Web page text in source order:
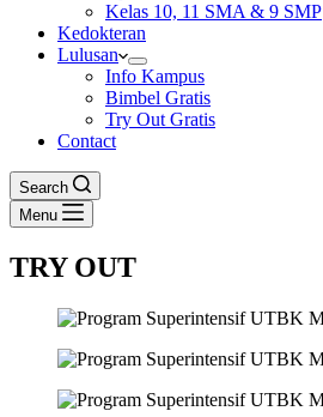
Kelas 10, 11 SMA & 9 SMP
Kedokteran
Lulusan
Info Kampus
Bimbel Gratis
Try Out Gratis
Contact
Search
Menu
TRY OUT